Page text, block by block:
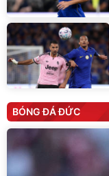
BÓNG ĐÁ ĐỨC